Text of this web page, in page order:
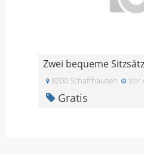
Zwei bequeme
8200 Schaffhausen Vor
Gratis